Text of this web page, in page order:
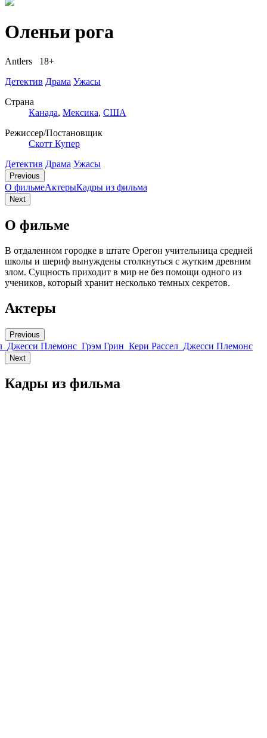
Оленьи рога
Antlers 18+
Детектив Драма Ужасы
Страна
Канада, Мексика, США
Режиссер/Постановщик
Скотт Купер
Детектив Драма Ужасы
Previous
О фильмеАктерыКадры из фильмa
Next
О фильме
В отдаленном городке в штате Орегон учительница средней
школы и шериф вынуждены столкнуться с жутким древним
злом. Сущность приходит в мир не без помощи одного из
учеников, который хранит несколько темных секретов.
Актеры
Previous
Джесси Племонс Грэм Грин Кери Рассел Джесси Племонс
Next
Кадры из фильмa